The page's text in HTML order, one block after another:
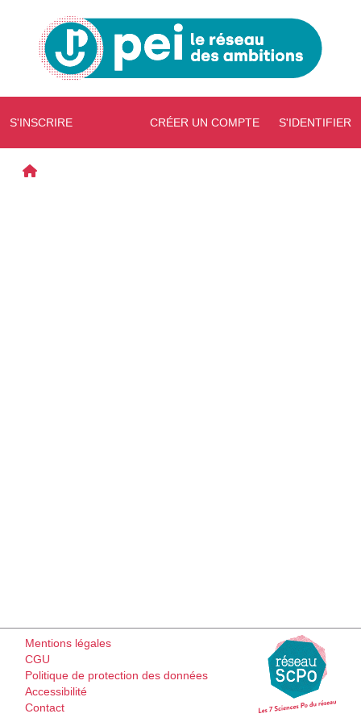
S'INSCRIRE CRÉER UN COMPTE S'IDENTIFIER
Mentions légales
CGU
Politique de protection des données
Accessibilité
Contact